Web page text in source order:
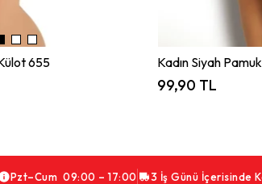
655 Kadın Siyah
99,90 TL
Pzt–Cum 09:00 – 17:00 3 İş Günü İçerisinde